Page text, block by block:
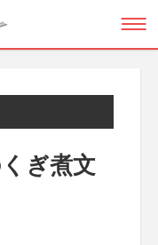
ぎ煮文